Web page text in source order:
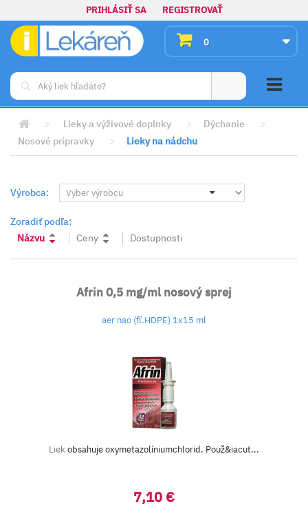
PRIHLÁSIŤ SA REGISTROVAŤ
0
> Lieky a výživové doplnky > Dýchanie
>
Nosové prípravky
> Lieky na nádchu
Výrobca:
Zoradiť podľa:
Názvu
Ceny Dostupnosti
Afrin 0,5 mg/ml nosový sprej
aer nao (fľ.HDPE) 1x15 ml
Liekobsahuje oxymetazolíniumchlorid. Použ&iacut...
7,10 €